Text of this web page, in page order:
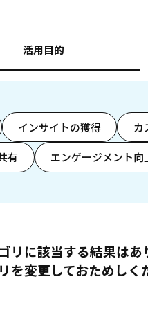
活用目的
インサイトの獲得 カ
有 エンゲージメント向
リに該当する結果はあ
を変更しておためしく